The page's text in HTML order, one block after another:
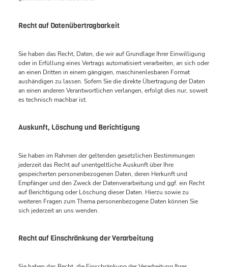
Recht auf Datenübertragbarkeit
Sie haben das Recht, Daten, die wir auf Grundlage Ihrer Einwilligung
oder in Erfüllung eines Vertrags automatisiert verarbeiten, an sich oder
an einen Dritten in einem gängigen, maschinenlesbaren Format
aushändigen zu lassen. Sofern Sie die direkte Übertragung der Daten
an einen anderen Verantwortlichen verlangen, erfolgt dies nur, soweit
es technisch machbar ist.
Auskunft, Löschung und Berichtigung
Sie haben im Rahmen der geltenden gesetzlichen Bestimmungen
jederzeit das Recht auf unentgeltliche Auskunft über Ihre
gespeicherten personenbezogenen Daten, deren Herkunft und
Empfänger und den Zweck der Datenverarbeitung und ggf. ein Recht
auf Berichtigung oder Löschung dieser Daten. Hierzu sowie zu
weiteren Fragen zum Thema personenbezogene Daten können Sie
sich jederzeit an uns wenden.
Recht auf Einschränkung der Verarbeitung